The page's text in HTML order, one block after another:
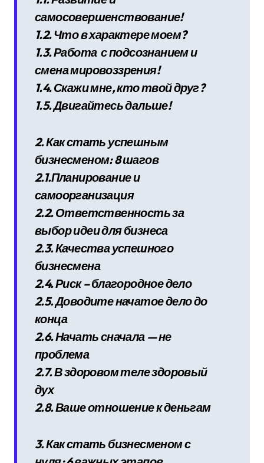
самосовершенствование!
1.2. Что в характере моем?
1.3. Работа с подсознанием и
смена мировоззрения!
1.4. Скажи мне, кто твой друг?
1.5. Двигайтесь дальше!
2. Как стать успешным
бизнесменом: 8 шагов
2.1.Планирование и
самоорганизация
2.2. Ответственность за
выбор идеи для бизнеса
2.3. Качества успешного
бизнесмена
2.4. Риск – благородное дело
2.5. Доводите начатое дело до
конца
2.6. Начать сначала — не
проблема
2.7. В здоровом теле здоровый
дух
2.8. Ваше отношение к деньгам
3. Как стать бизнесменом с